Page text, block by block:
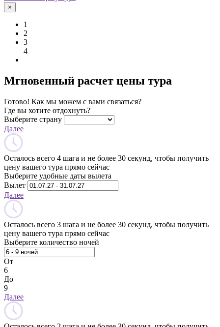
×
1
2
3
4
Мгновенный расчет цены тура
Готово! Как мы можем с вами связаться?
Где вы хотите отдохнуть?
Выберите страну
Далее
Осталось всего 4 шага и не более 30 секунд, чтобы получить
цену вашего тура прямо сейчас
Выберите удобные даты вылета
Вылет
Далее
Осталось всего 3 шага и не более 30 секунд, чтобы получить
цену вашего тура прямо сейчас
Выберите количество ночей
От
6
До
9
Далее